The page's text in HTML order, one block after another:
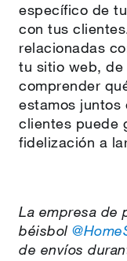
específico de
con tus
relacionadas
tu sitio web, de
comprender
estamos juntos
clientes puede
fidelización a
La empresa de
béisbol
de envíos